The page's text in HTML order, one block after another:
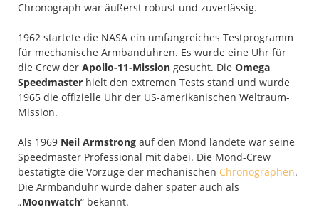
Chronograph war äußerst robust und zuverlässig.
1962 startete die NASA ein umfangreiches Testprogramm
für mechanische Armbanduhren. Es wurde eine Uhr für
die Crew der Apollo-11-Mission gesucht. Die Omega
Speedmaster hielt den extremen Tests stand und wurde
1965 die offizielle Uhr der US-amerikanischen Weltraum-
Mission.
Als 1969 Neil Armstrong auf den Mond landete war seine
Speedmaster Professional mit dabei. Die Mond-Crew
bestätigte die Vorzüge der mechanischen Chronographen.
Die Armbanduhr wurde daher später auch als
„Moonwatch“ bekannt.